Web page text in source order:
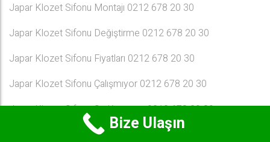
Japar Klozet Sifonu Montajı 0212 678 20 30
Japar Klozet Sifonu Değiştirme 0212 678 20 30
Japar Klozet Sifonu Fiyatları 0212 678 20 30
Japar Klozet Sifonu Çalışmıyor 0212 678 20 30
Japar Klozet Sifonu Su Kaçırıyor 0212 678 20 30
Japar Klozet Sifonu Nasıl Takılır 0212 678 20 30
Bize Ulaşın